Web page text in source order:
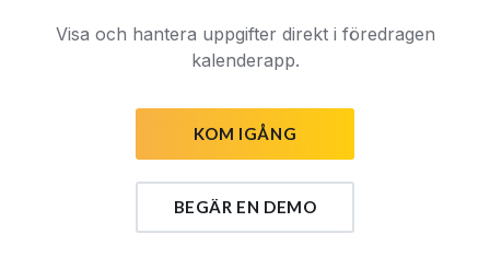
Visa och hantera uppgifter direkt i föredragen
kalenderapp.
KOM IGÅNG
BEGÄR EN DEMO